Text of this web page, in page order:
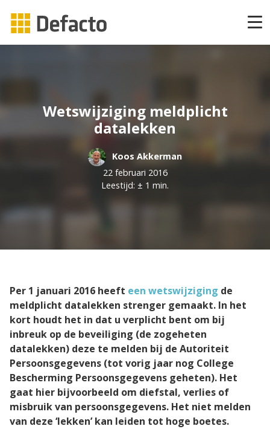
CAPP Learning
CAPP Adaptief Leren
CAPP Compliance
CAPP Compliance API
CAPP EPA Portfolio
Agile Air
Agile QR
Agile Programs
Wetswijziging meldplicht
datalekken
Koos Akkerman
22 februari 2016
Leestijd: ± 1 min.
Per 1 januari 2016 heeft een wetswijziging de
meldplicht datalekken strenger gemaakt. In het
kort houdt het in dat u verplicht bent om bij
inbreuk op de beveiliging (de zogeheten
datalekken) deze te melden bij de Autoriteit
Persoonsgegevens (tot vorig jaar nog College
Bescherming Persoonsgegevens geheten). Het
gaat hier bijvoorbeeld om diefstal, verlies of
misbruik van persoonsgegevens. Het niet melden
van deze ‘lekken’ kan leiden tot hoge boetes.